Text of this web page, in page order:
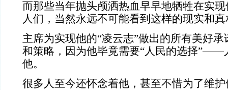
而那些当年抛头颅洒热血早早地牺牲在实
人们，当然永远不可能看到这样的现实和
主席为实现他的“凌云志”做出的所有美好
和策略，因为他毕竟需要“人民的选择”——
他。
很多人至今还怀念着他，甚至不惜为了维